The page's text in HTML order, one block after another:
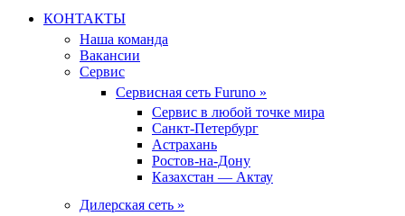
КОНТАКТЫ
Наша команда
Вакансии
Сервис
Сервисная сеть Furuno »
Сервис в любой точке мира
Санкт-Петербург
Астрахань
Ростов-на-Дону
Казахстан — Актау
Дилерская сеть »